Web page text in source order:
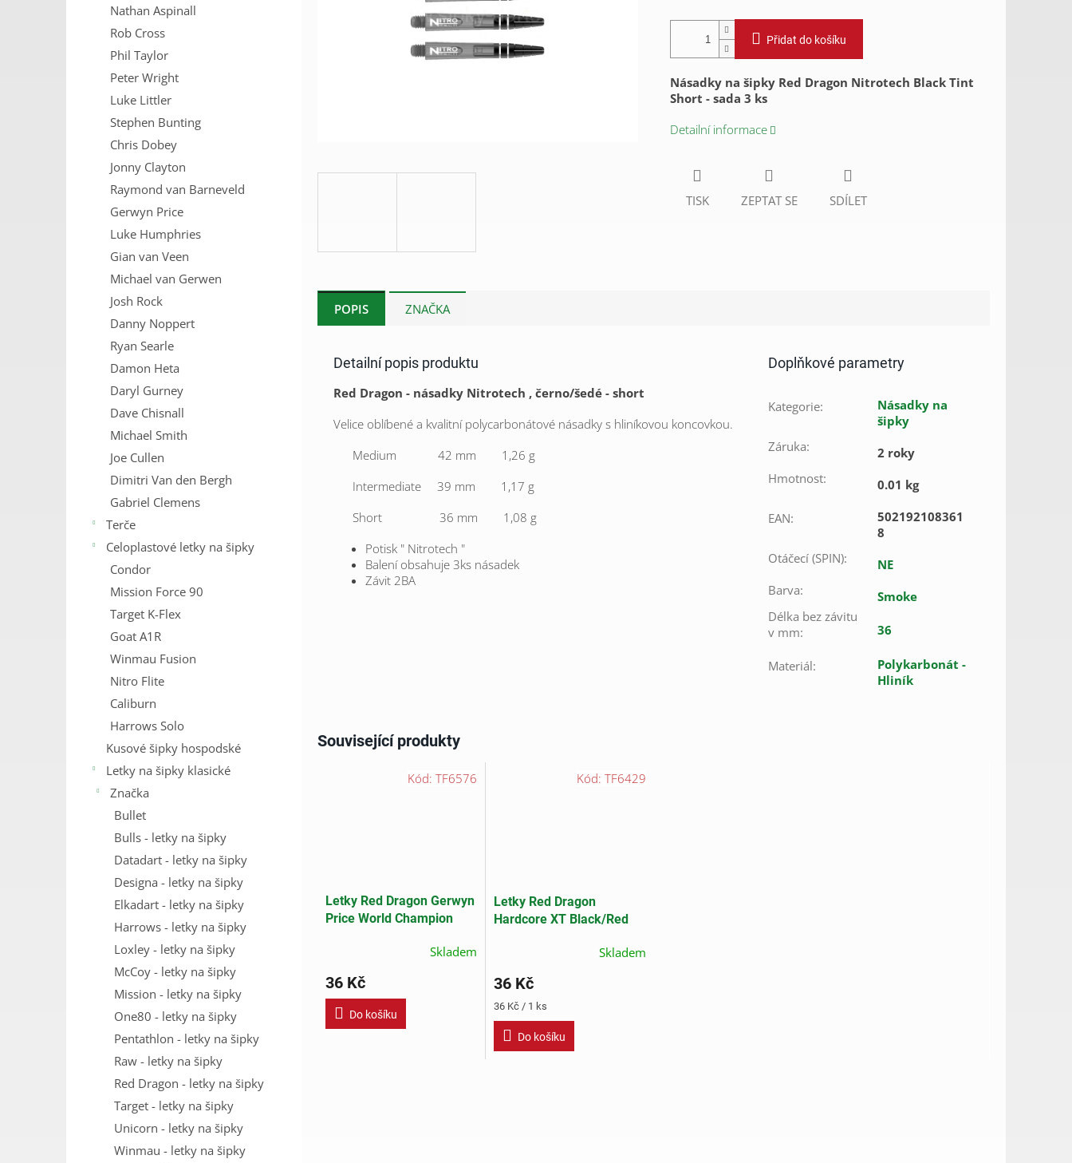
Nathan Aspinall
Rob Cross
Phil Taylor
Peter Wright
Luke Littler
Stephen Bunting
Chris Dobey
Jonny Clayton
Raymond van Barneveld
Gerwyn Price
Luke Humphries
Gian van Veen
Michael van Gerwen
Josh Rock
Danny Noppert
Ryan Searle
Damon Heta
Daryl Gurney
Dave Chisnall
Michael Smith
Joe Cullen
Dimitri Van den Bergh
Gabriel Clemens
Terče
Celoplastové letky na šipky
Condor
Mission Force 90
Target K-Flex
Goat A1R
Winmau Fusion
Nitro Flite
Caliburn
Harrows Solo
Kusové šipky hospodské
Letky na šipky klasické
Značka
Bullet
Bulls - letky na šipky
Datadart - letky na šipky
Designa - letky na šipky
Elkadart - letky na šipky
Harrows - letky na šipky
Loxley - letky na šipky
McCoy - letky na šipky
Mission - letky na šipky
One80 - letky na šipky
Pentathlon - letky na šipky
Raw - letky na šipky
Red Dragon - letky na šipky
Target - letky na šipky
Unicorn - letky na šipky
Winmau - letky na šipky
Přidat do košíku
Násadky na šipky Red Dragon Nitrotech Black Tint
Short - sada 3 ks
Detailní informace
TISK ZEPTAT SE SDÍLET
Související produkty
Letky Red Dragon Gerwyn
Price World Champion
Skladem
36 Kč
Do košíku
Kód: TF6576
Letky Red Dragon
Hardcore XT Black/Red
Skladem
36 Kč
Měrná
cena:
36 Kč / 1 ks
Do košíku
Kód: TF6429
POPIS ZNAČKA
Detailní popis produktu
Red Dragon - násadky Nitrotech , černo/šedé - short
Velice oblíbené a kvalitní polycarbonátové násadky s hliníkovou koncovkou.
Medium 42 mm 1,26 g
Intermediate 39 mm 1,17 g
Short 36 mm 1,08 g
Potisk " Nitrotech "
Balení obsahuje 3ks násadek
Závit 2BA
Doplňkové parametry
Kategorie:
Násadky na
šipky
Záruka:
2 roky
Hmotnost: 0.01 kg
EAN:
502192108361
8
Otáčecí (SPIN):
NE
Barva:
Smoke
Délka bez závitu
v mm: 36
Materiál:
Polykarbonát -
Hliník